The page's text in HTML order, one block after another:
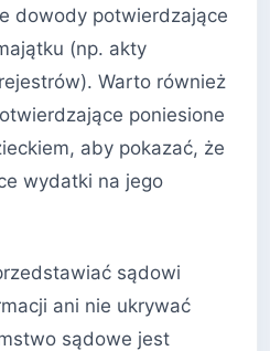
dowody potwierdzające
(np. akty
Warto również
poniesione
aby pokazać, że
wydatki na jego
sądowi
ani nie ukrywać
sądowe jest